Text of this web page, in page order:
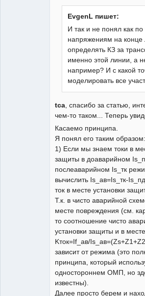
EvgenL пишет:
И так и не понял как по
напряжениям на конце
определять КЗ за
именно этой линии, а
например? И с какой
моделировать все
tca , спасибо за статью,
чем-то таком... Теперь
Касаемо принципа.
Я понял его таким образом:
1) Если мы знаем токи в
защиты в доаварийном
послеаварийном Is_тк
вычислить Is_ав=Is_тк-
ток в месте установки
Т.к. в чисто аварийной
месте повреждения (см.
то соотношение чисто
установки защиты и в
Kток=If_ав/
зависит от режима (это
принципа, который
одностороннем ОМП, но
известны).
Далее просто берем и